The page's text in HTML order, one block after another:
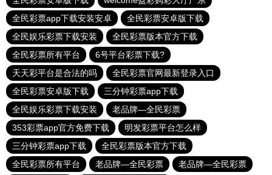
全民彩票app下载安装安卓
全民彩票安卓版下载
全民娱乐彩票下载安装
全民彩票版本官方下载
全民彩票所有平台
6号平台彩票下载?
天天彩平台是合法的吗
全民彩票官网最新登录入口
全民彩票安卓版下载
三分钟彩票app下载
全民娱乐彩票下载安装
老品牌—全民彩票
353彩票app官方免费下载
明发彩票平台怎么样
三分钟彩票app下载
全民彩票版本官方下载
全民彩票所有平台
老品牌—全民彩票 老品牌—全民彩票